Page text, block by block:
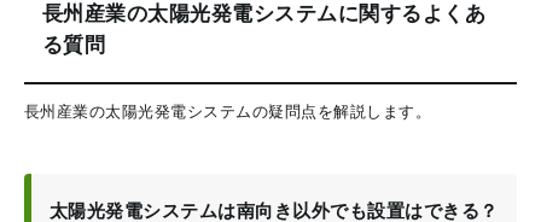
長州産業の太陽光発電システムに関するよくあ
る質問
長州産業の太陽光発電システムの疑問点を解説します。
太陽光発電システムは南向き以外でも設置はできる？